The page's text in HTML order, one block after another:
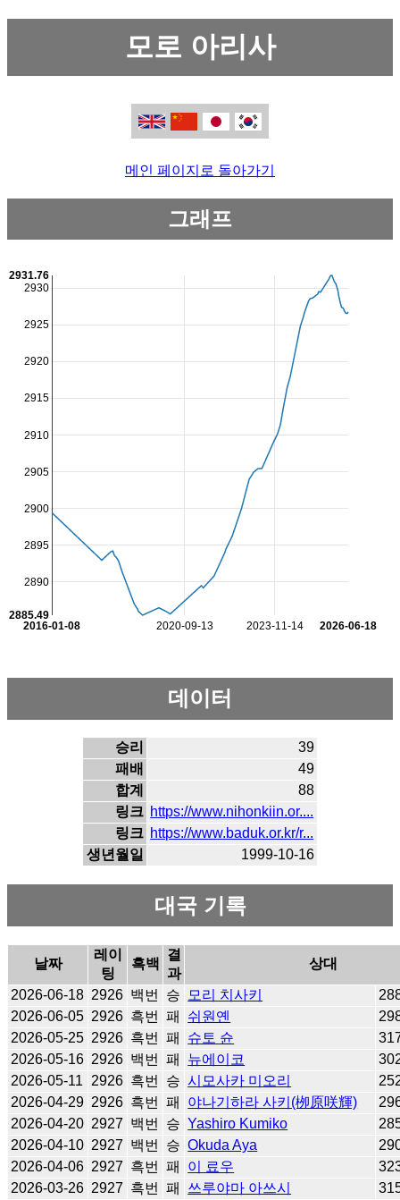
모로 아리사
메인 페이지로 돌아가기
그래프
2020-09-13 2023-11-14
2016-01-08 2026-06-18
2890
2895
2900
2905
2910
2915
2920
2925
2930
2885.49
2931.76
데이터
승리
39
패배
49
합계
88
링크 https://www.nihonkiin.or....
링크 https://www.baduk.or.kr/r...
생년월일
1999-10-16
대국 기록
날짜
레이
팅
흑백
결
과
상대
2026-06-18 2926 백번 승 모리 치사키
2026-06-05 2926 흑번 패 쉬원옌
2026-05-25 2926 흑번 패 슈토 슌
2026-05-16 2926 백번 패 뉴에이코
2026-05-11
2926 흑번 승 시모사카 미오리
2026-04-29 2926 흑번 패 야나기하라 사키(栁原咲輝)
2026-04-20 2927 백번 승 Yashiro Kumiko
2026-04-10 2927 백번 승 Okuda Aya
2026-04-06 2927 흑번 패 이 료우
2026-03-26 2927 흑번 패 쓰루야마 아쓰시